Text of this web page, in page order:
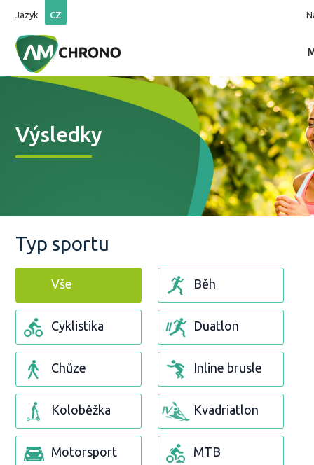
Jazyk CZ
Výsledky
Typ sportu
Vše Běh
Cyklistika Duatlon
Chůze Inline brusle
Koloběžka Kvadriatlon
Motorsport MTB